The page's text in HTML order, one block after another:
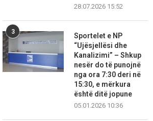
28.07.2026 15:52
3
Sportelet e NP
“Ujësjellësi dhe
Kanalizimi” – Shkup
nesër do të punojnë
nga ora 7:30 deri në
15:30, e mërkura
është ditë jopune
05.01.2026 10:36